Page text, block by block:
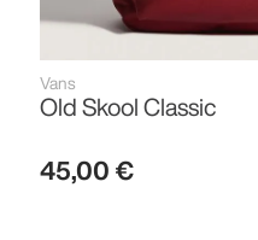
Vans
Old Skool Classic
45,00 €